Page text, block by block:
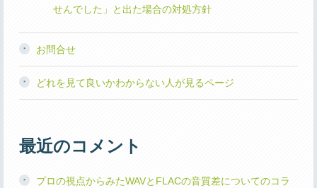
せんでした」と出た場合の対処方針
お問合せ
どれを見て良いかわからない人が見るページ
最近のコメント
プロの視点からみたWAVとFLACの音質差についてのコラ